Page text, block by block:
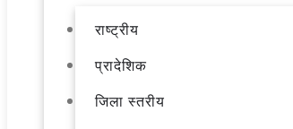
राष्ट्रीय
प्रादेशिक
जिला स्तरीय